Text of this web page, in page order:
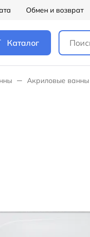
Обмен и возврат
Каталог
Акриловые ванны